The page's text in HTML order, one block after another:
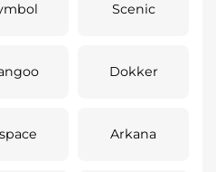
Scenic
Dokker
Arkana